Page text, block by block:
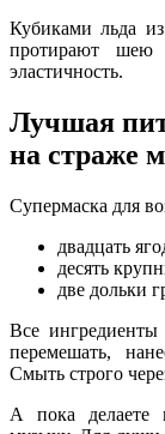
Кубиками льда
протирают шею
эластичность.
Лучшая
на страже
Супермаска для
двадцать
десять
две дольки
Все ингредиенты
перемешать,
Смыть строго
А пока делаете